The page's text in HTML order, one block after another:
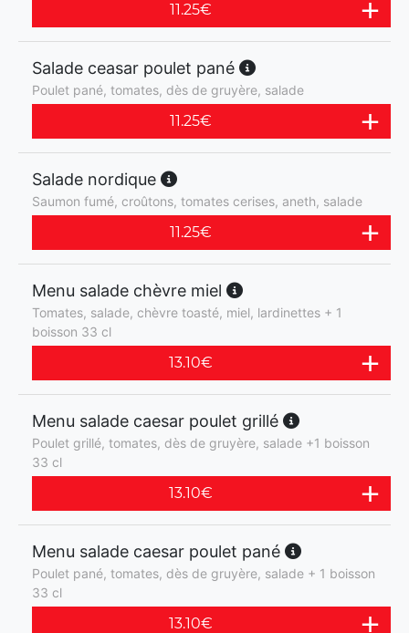
11.25€
Salade ceasar poulet pané
Poulet pané, tomates, dès de gruyère, salade
11.25€
Salade nordique
Saumon fumé, croûtons, tomates cerises, aneth, salade
11.25€
Menu salade chèvre miel
Tomates, salade, chèvre toasté, miel, lardinettes + 1
boisson 33 cl
13.10€
Menu salade caesar poulet grillé
Poulet grillé, tomates, dès de gruyère, salade +1 boisson
33 cl
13.10€
Menu salade caesar poulet pané
Poulet pané, tomates, dès de gruyère, salade + 1 boisson
33 cl
13.10€